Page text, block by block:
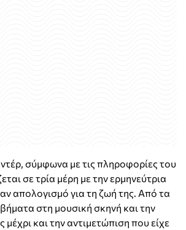
σύμφωνα με τις πληροφορίες του
σε τρία μέρη με την ερμηνεύτρια
απολογισμό για τη ζωή της. Από τα
στη μουσική σκηνή και την
μέχρι και την αντιμετώπιση που είχε